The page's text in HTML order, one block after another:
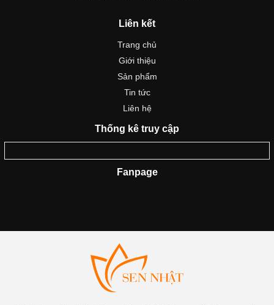
Liên kết
Trang chủ
Giới thiệu
Sản phẩm
Tin tức
Liên hệ
Thống kê truy cập
Fanpage